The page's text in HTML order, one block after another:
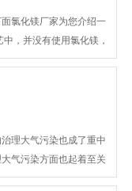
氯化镁厂家为您介绍一
，并没有使用氯化镁，
此洗煤药剂的效果并不
的特点阶段，使用了氯
理大气污染也成了重中
气污染方面也起着至关
的呢？我们一起走进广